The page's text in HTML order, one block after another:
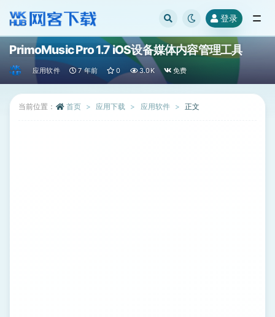
登录
PrimoMusic Pro 1.7 iOS设备媒体内容管理工具
应用软件 7 年前 0 3.0K 免费
当前位置： 首页 应用下载 应用软件 正文
全部